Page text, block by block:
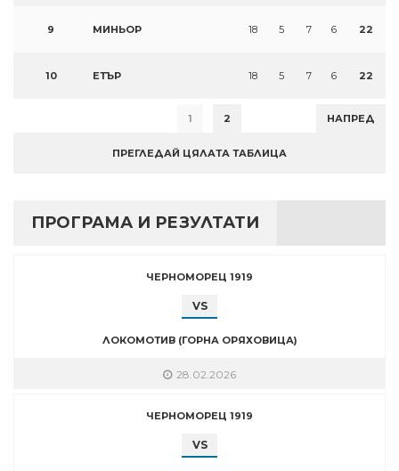
9 МИНЬОР 18 5 7 6 22
10 ЕТЪР 18 5 7 6 22
1 2 НАПРЕД
ПРЕГЛЕДАЙ ЦЯЛАТА ТАБЛИЦА
ПРОГРАМА И РЕЗУЛТАТИ
ЧЕРНОМОРЕЦ 1919
VS
ЛОКОМОТИВ (ГОРНА ОРЯХОВИЦА)
28.02.2026
ЧЕРНОМОРЕЦ 1919
VS